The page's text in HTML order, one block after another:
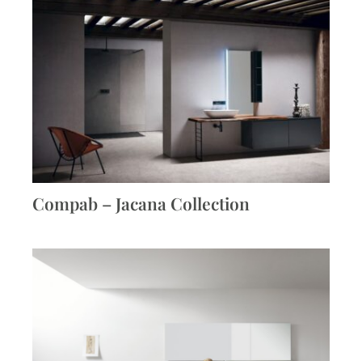
Compab – Jacana Collection